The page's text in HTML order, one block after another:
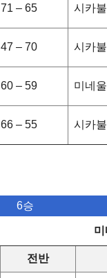
71 – 65 시카
47 – 70 시카
60 – 59 미네
66 – 55 시카
6승
미
전반